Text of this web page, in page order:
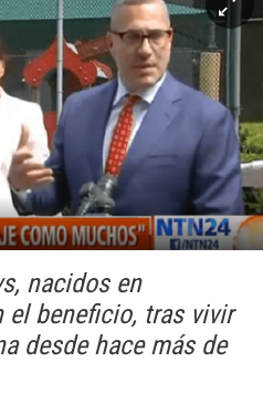
nacidos en
el beneficio, tras vivir
desde hace más de